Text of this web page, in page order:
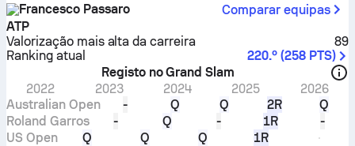
Francesco Passaro
Comparar equipas
ATP
Valorização mais alta da carreira
89
Ranking atual
220.º (258 PTS)
Registo no Grand Slam
2022
2023 2024 2025
2026
Australian Open
- Q Q 2R
Q
Roland Garros
- Q - 1R
-
US Open
Q Q Q
1R